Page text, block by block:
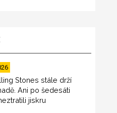
Stones stále drží
Ani po šedesáti
jiskru